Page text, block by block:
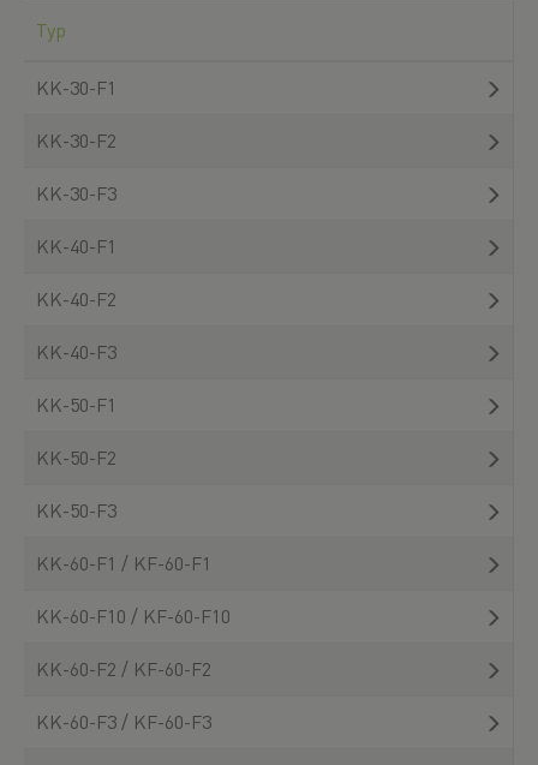
Typ
KK-30-F1
KK-30-F2
KK-30-F3
KK-40-F1
KK-40-F2
KK-40-F3
KK-50-F1
KK-50-F2
KK-50-F3
KK-60-F1 / KF-60-F1
KK-60-F10 / KF-60-F10
KK-60-F2 / KF-60-F2
KK-60-F3 / KF-60-F3